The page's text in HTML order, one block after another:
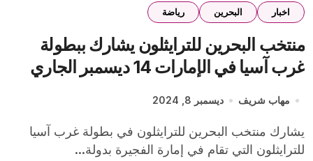
اخبار البحرين رياضة
منتخب البحرين للترايثلون يشارك ببطولة
غرب آسيا في الإمارات 14 ديسمبر الجاري
مهاب شريف ديسمبر 8, 2024
يشارك منتخب البحرين للترايثلون في بطولة غرب آسيا
للترايثلون التي تقام في إمارة الفجيرة بدولة...